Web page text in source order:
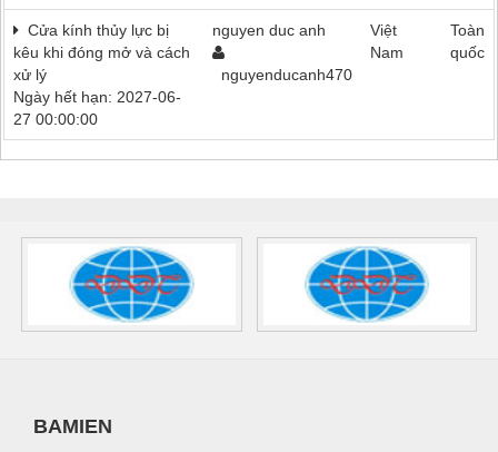
Cửa kính thủy lực bị
kêu khi đóng mở và cách
xử lý
Ngày hết hạn: 2027-06-
27 00:00:00
nguyen duc anh
nguyenducanh470
Việt
Nam
Toàn
quốc
BAMIEN